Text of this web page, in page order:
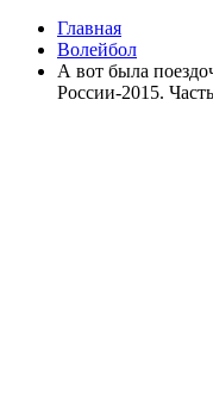
Главная
Волейбол
А вот была
России-2015.